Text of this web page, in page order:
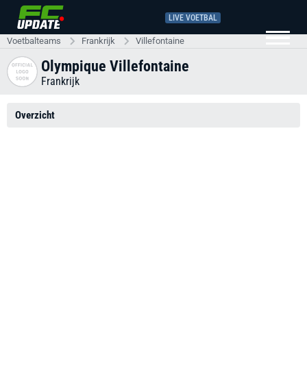
LIVE VOETBAL
Voetbalteams Frankrijk Villefontaine
Olympique Villefontaine
Frankrijk
Overzicht